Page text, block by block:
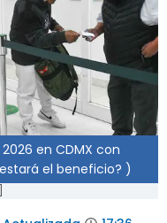
en CDMX con
el beneficio? )